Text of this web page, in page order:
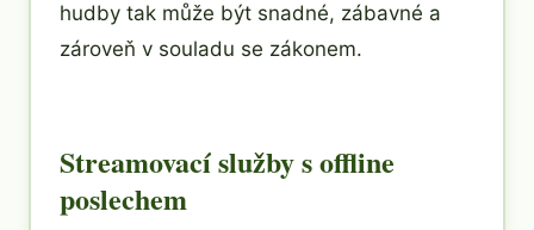
hudby tak může být snadné, zábavné a
zároveň v souladu se zákonem.
Streamovací služby s offline
poslechem